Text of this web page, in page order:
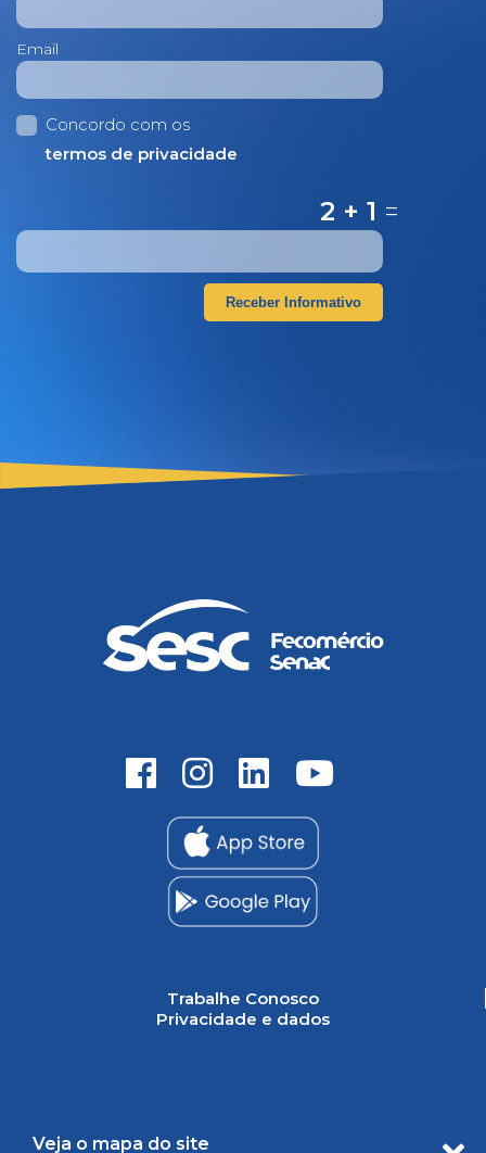
Email
Concordo com os
termos de privacidade
2 + 1 =
Receber Informativo
Trabalhe Conosco
Privacidade e dados
Veja o mapa do site